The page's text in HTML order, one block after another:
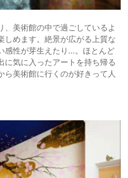
、美術館の中で過ごしているよ
しめます。絶景が広がる上質な
感性が芽生えたり…。ほとんど
に気に入ったアートを持ち帰る
ら美術館に行くのが好きって人